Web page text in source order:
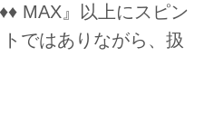
MAX』以上にスピン
ではありながら、扱